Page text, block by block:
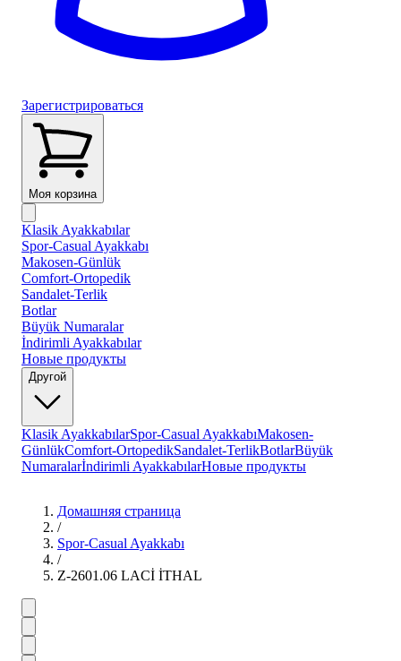
Зарегистрироваться
Моя корзина
Klasik Ayakkabılar
Spor-Casual Ayakkabı
Makosen-Günlük
Comfort-Ortopedik
Sandalet-Terlik
Botlar
Büyük Numaralar
İndirimli Ayakkabılar
Новые продукты
Другой
Klasik AyakkabılarSpor-Casual AyakkabıMakosen-
GünlükComfort-OrtopedikSandalet-TerlikBotlarBüyük
Numaralarİndirimli AyakkabılarНовые продукты
Домашняя страница
/
Spor-Casual Ayakkabı
/
Z-2601.06 LACİ İTHAL